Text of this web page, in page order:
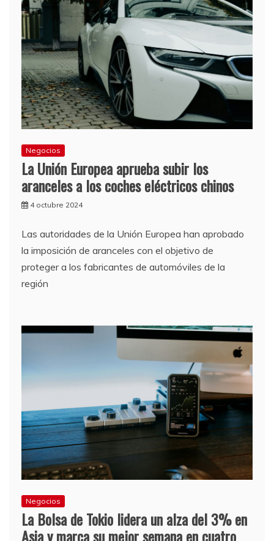
Negocios
La Unión Europea aprueba subir los
aranceles a los coches eléctricos chinos
4 octubre 2024
Las autoridades de la Unión Europea han aprobado
la imposición de aranceles con el objetivo de
proteger a los fabricantes de automóviles de la
región
Negocios
La Bolsa de Tokio lidera un alza del 3% en
Asia y marca su mejor semana en cuatro